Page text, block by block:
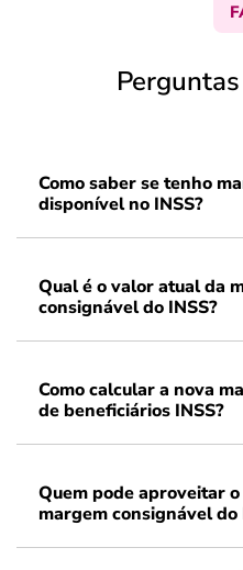
Como saber se tenho
disponível no INSS?
Qual é o valor atual da
consignável do INSS?
Como calcular a nova
de beneficiários INSS?
Quem pode aproveitar
margem consignável do